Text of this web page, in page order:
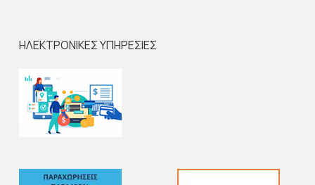
ΗΛΕΚΤΡΟΝΙΚΕΣ ΥΠΗΡΕΣΙΕΣ